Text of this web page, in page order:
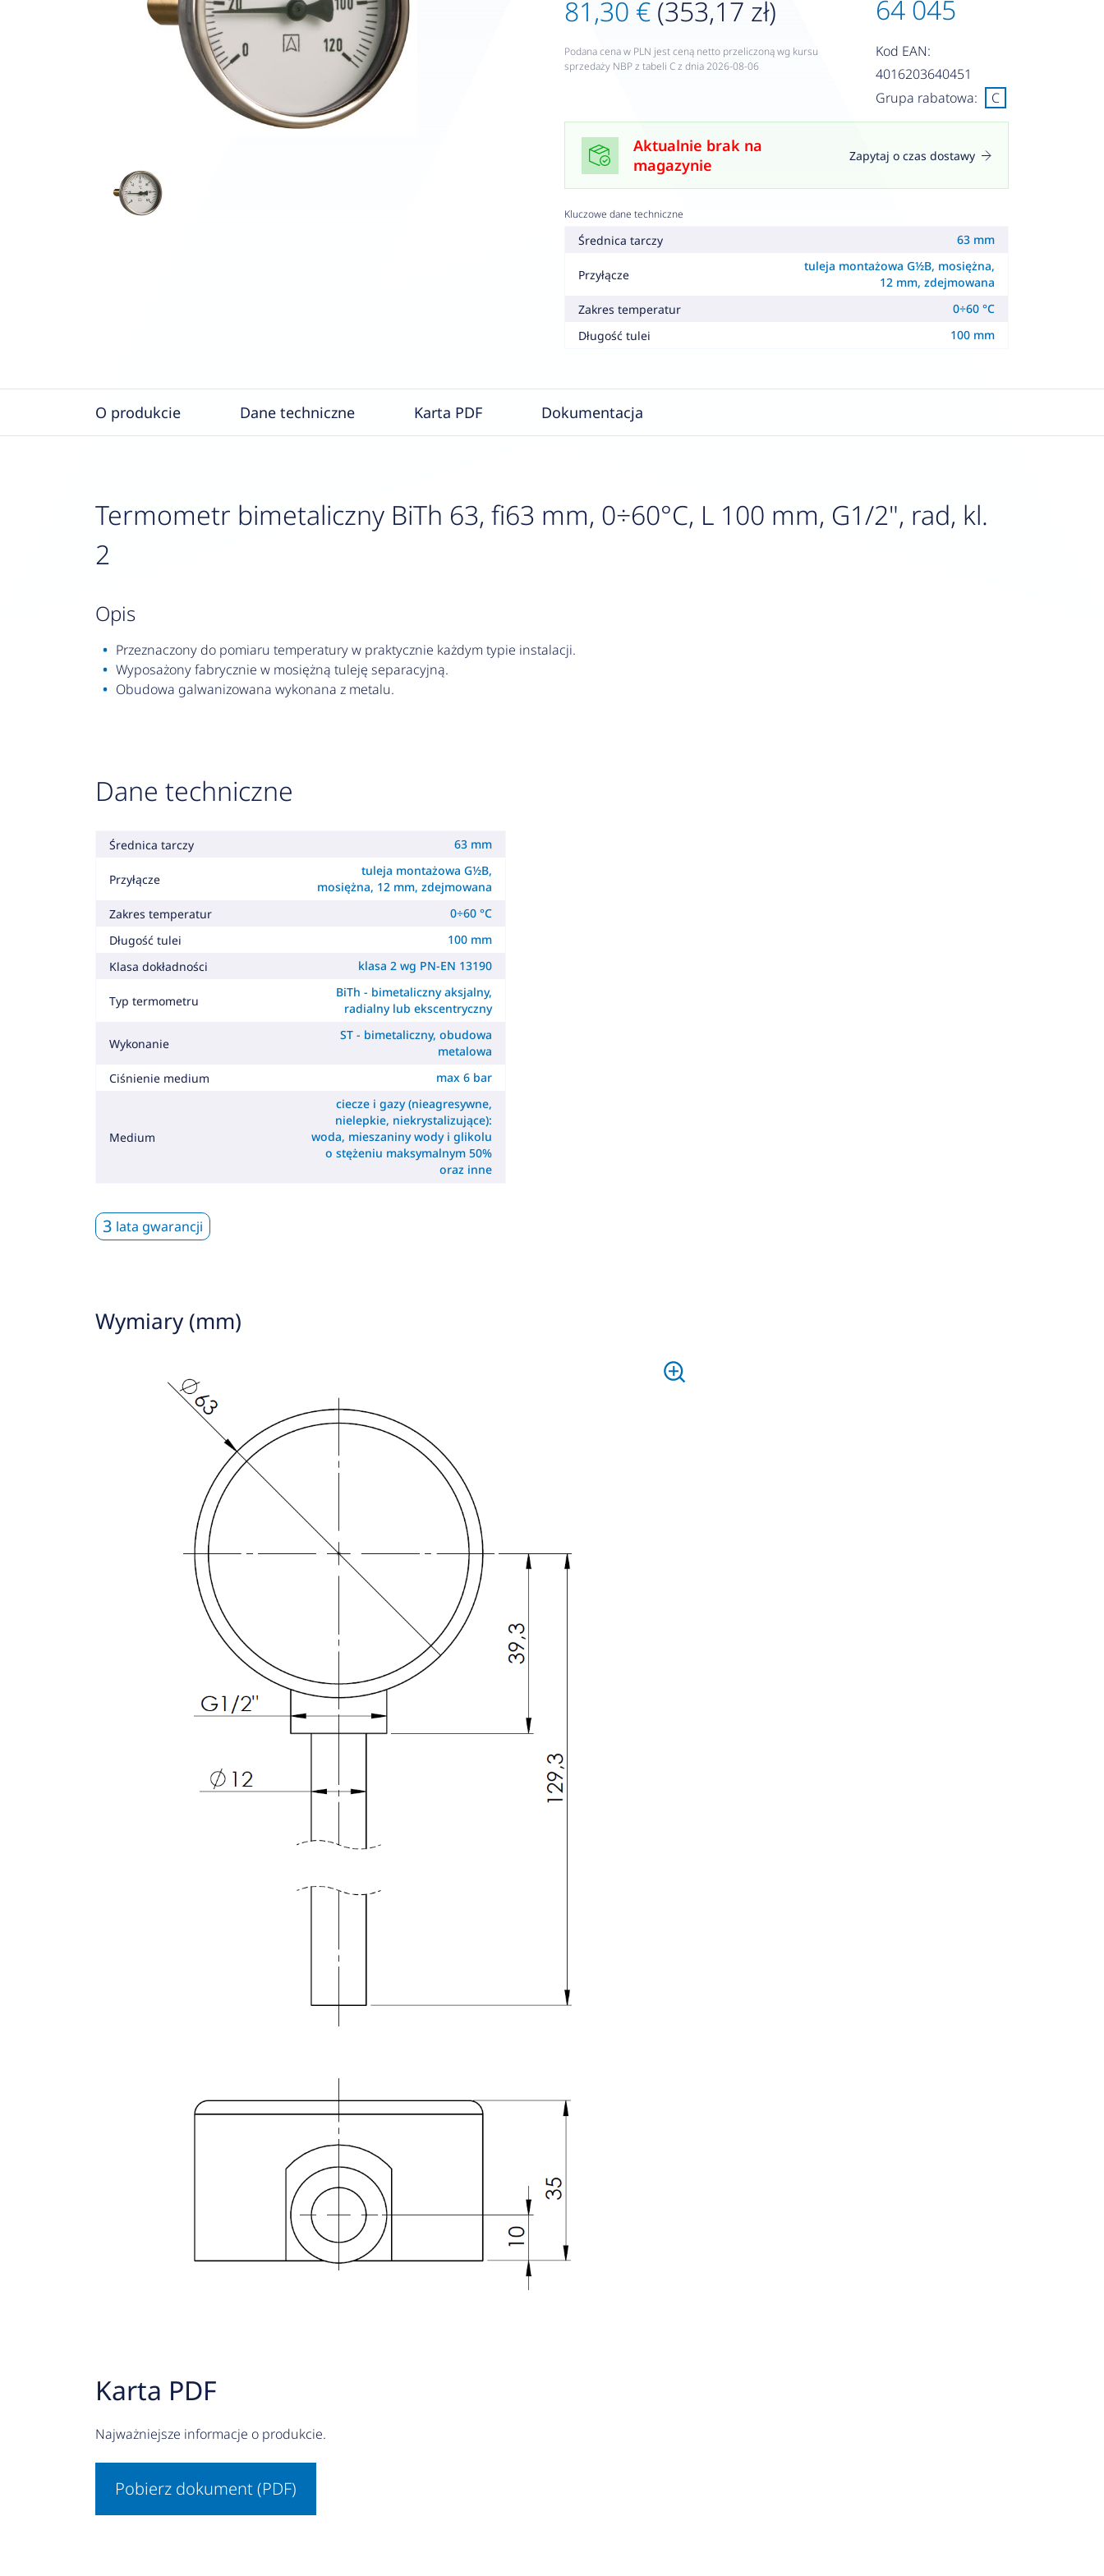
81,30 € (353,17 zł)
Podana cena w PLN jest ceną netto przeliczoną wg kursu
sprzedaży NBP z tabeli C z dnia 2026-08-06
64 045
Kod EAN:
4016203640451
Grupa rabatowa:
C
Aktualnie brak na
magazynie
Zapytaj o czas dostawy
Kluczowe dane techniczne
Średnica tarczy 63 mm
Przyłącze
tuleja montażowa G½B, mosiężna,
12 mm, zdejmowana
Zakres temperatur
0÷60 °C
Długość tulei
100 mm
O produkcie Dane techniczne Karta PDF Dokumentacja
Termometr bimetaliczny BiTh 63, fi63 mm, 0÷60°C, L 100 mm, G1/2", rad, kl.
2
opis
Przeznaczony do pomiaru temperatury w praktycznie każdym typie instalacji.
Wyposażony fabrycznie w mosiężną tuleję separacyjną.
Obudowa galwanizowana wykonana z metalu.
Dane techniczne
Średnica tarczy 63 mm
Przyłącze
tuleja montażowa G½B,
mosiężna, 12 mm, zdejmowana
Zakres temperatur
0÷60 °C
Długość tulei
100 mm
Klasa dokładności
klasa 2 wg PN-EN 13190
Typ termometru
BiTh - bimetaliczny aksjalny,
radialny lub ekscentryczny
Wykonanie
ST - bimetaliczny, obudowa
metalowa
Ciśnienie medium
max 6 bar
Medium
ciecze i gazy (nieagresywne,
nielepkie, niekrystalizujące):
woda, mieszaniny wody i glikolu
o stężeniu maksymalnym 50%
oraz inne
3 lata gwarancji
Wymiary (mm)
Karta PDF
Najważniejsze informacje o produkcie.
Pobierz dokument (PDF)